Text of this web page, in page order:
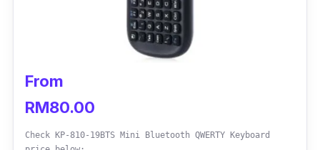
From
RM80.00
Check KP-810-19BTS Mini Bluetooth QWERTY Keyboard